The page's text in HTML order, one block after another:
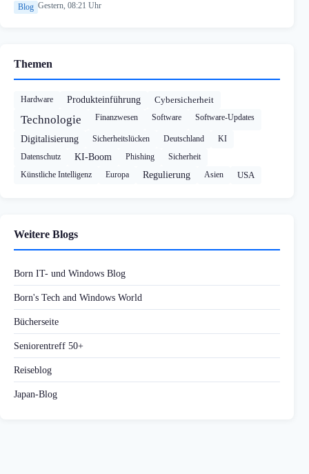
Blog Gestern, 08:21 Uhr
Themen
Hardware Produkteinführung Cybersicherheit
Technologie Finanzwesen Software Software-Updates
Digitalisierung Sicherheitslücken Deutschland
KI
Datenschutz
KI-Boom Phishing
Sicherheit
Künstliche Intelligenz
Europa Regulierung Asien USA
Weitere Blogs
Born IT- und Windows Blog
Born's Tech and Windows World
Bücherseite
Seniorentreff 50+
Reiseblog
Japan-Blog